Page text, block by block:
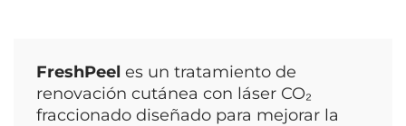
FreshPeel es un tratamiento de
renovación cutánea con láser CO₂
fraccionado diseñado para mejorar la